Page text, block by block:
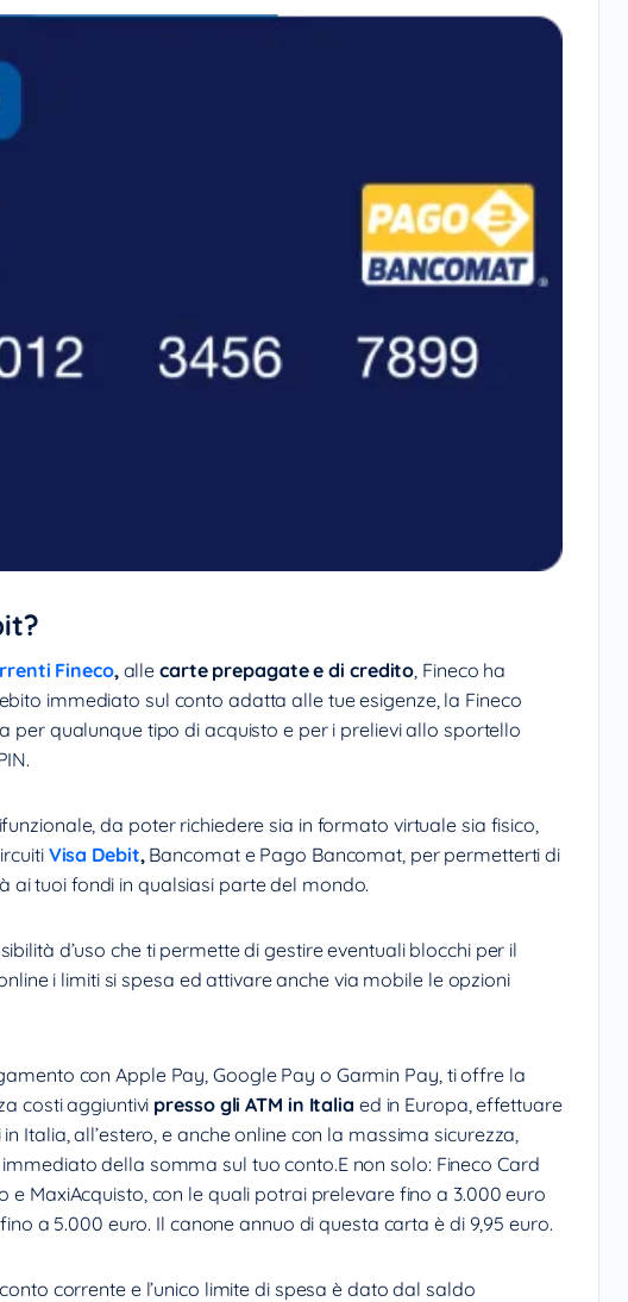
Fineco, allecarte prepagate e di credito , Fineco ha
immediato sul conto adatta alle tue esigenze, la Fineco
per qualunque tipo di acquisto e per i prelievi allo sportello
da poter richiedere sia in formato virtuale sia fisico,
Visa Debit, Bancomat e Pago Bancomat, per permetterti di
tuoi fondi in qualsiasi parte del mondo.
d’uso che ti permette di gestire eventuali blocchi per il
i limiti si spesa ed attivare anche via mobile le opzioni
con Apple Pay, Google Pay o Garmin Pay, ti offre la
costi aggiuntivi presso gli ATM in Italia ed in Europa, effettuare
Italia, all’estero, e anche online con la massima sicurezza,
della somma sul tuo conto.E non solo: Fineco Card
e MaxiAcquisto, con le quali potrai prelevare fino a 3.000 euro
a 5.000 euro. Il canone annuo di questa carta è di 9,95 euro.
corrente e l’unico limite di spesa è dato dal saldo